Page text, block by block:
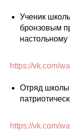
Ученик
бронзовым
настольному
https://vk.com/
Отряд
https://vk.com/